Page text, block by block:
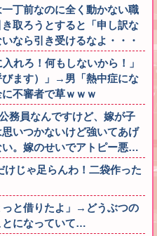
丁前なのに全く動かない職
取ろうとすると「申し訳な
なら引き受けるなよ・・・
れろ！何もしないから！」
ます）」→男「熱中症にな
不審者で草ｗｗｗ
務員なんですけど、嫁が子
いつかないけど強いてあげ
。嫁のせいでアトピー悪…
けじゃ足らんわ！二袋作った
と借りたよ」→どうぶつの
とになっていて…